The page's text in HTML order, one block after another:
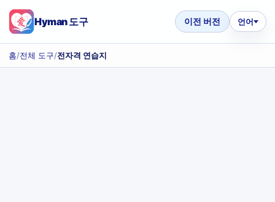
Hyman 도구 이전 버전 언어
홈/전체 도구/전자격 연습지